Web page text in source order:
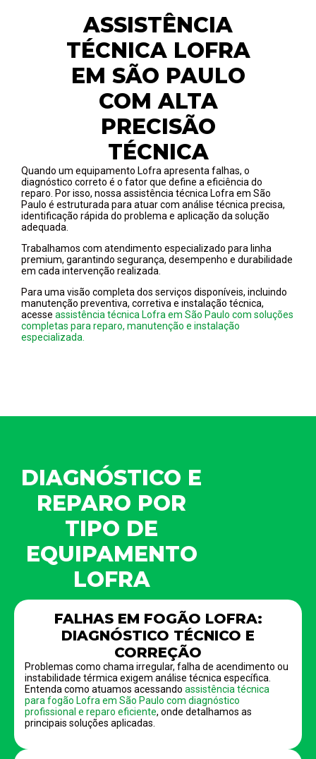
ASSISTÊNCIA
TÉCNICA LOFRA
EM SÃO PAULO
COM ALTA
PRECISÃO
TÉCNICA
Quando um equipamento Lofra apresenta falhas, o
diagnóstico correto é o fator que define a eficiência do
reparo. Por isso, nossa assistência técnica Lofra em São
Paulo é estruturada para atuar com análise técnica precisa,
identificação rápida do problema e aplicação da solução
adequada.
Trabalhamos com atendimento especializado para linha
premium, garantindo segurança, desempenho e durabilidade
em cada intervenção realizada.
Para uma visão completa dos serviços disponíveis, incluindo
manutenção preventiva, corretiva e instalação técnica,
acesse assistência técnica Lofra em São Paulo com soluções
completas para reparo, manutenção e instalação
especializada.
DIAGNÓSTICO E
REPARO POR
TIPO DE
EQUIPAMENTO
LOFRA
FALHAS EM FOGÃO LOFRA:
DIAGNÓSTICO TÉCNICO E
CORREÇÃO
Problemas como chama irregular, falha de acendimento ou
instabilidade térmica exigem análise técnica específica.
Entenda como atuamos acessando assistência técnica
para fogão Lofra em São Paulo com diagnóstico
profissional e reparo eficiente, onde detalhamos as
principais soluções aplicadas.